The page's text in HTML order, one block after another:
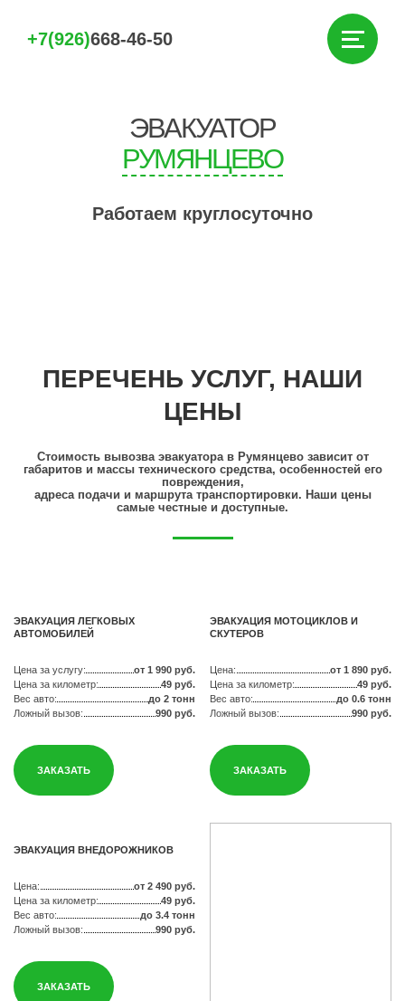
+7(926)668-46-50
ЭВАКУАТОР
РУМЯНЦЕВО
Работаем круглосуточно
ПЕРЕЧЕНЬ УСЛУГ, НАШИ
ЦЕНЫ
Стоимость вывозва эвакуатора в Румянцево зависит от
габаритов и массы технического средства, особенностей его
повреждения,
адреса подачи и маршрута транспортировки. Наши цены
самые честные и доступные.
ЭВАКУАЦИЯ ЛЕГКОВЫХ
АВТОМОБИЛЕЙ
Цена за услугу:
от 1 990 руб.
Цена за километр:
49 руб.
Вес авто:
до 2 тонн
Ложный вызов:
990 руб.
ЗАКАЗАТЬ
ЭВАКУАЦИЯ МОТОЦИКЛОВ И
СКУТЕРОВ
Цена:
от 1 890 руб.
Цена за километр:
49 руб.
Вес авто:
до 0.6 тонн
Ложный вызов:
990 руб.
ЗАКАЗАТЬ
ЭВАКУАЦИЯ ВНЕДОРОЖНИКОВ
Цена:
от 2 490 руб.
Цена за километр:
49 руб.
Вес авто:
до 3.4 тонн
Ложный вызов:
990 руб.
ЗАКАЗАТЬ